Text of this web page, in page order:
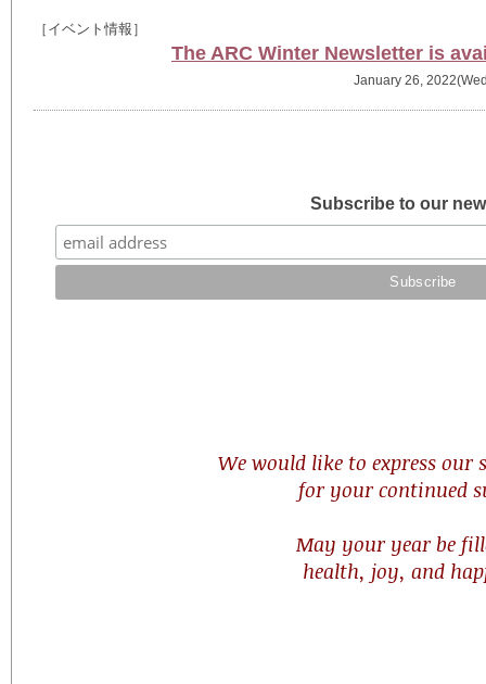
［イベント情報］
The ARC Winter Newsletter is
January 26,
Subscribe to our
We would like to express our
for your continued
May your year be
health, joy, and